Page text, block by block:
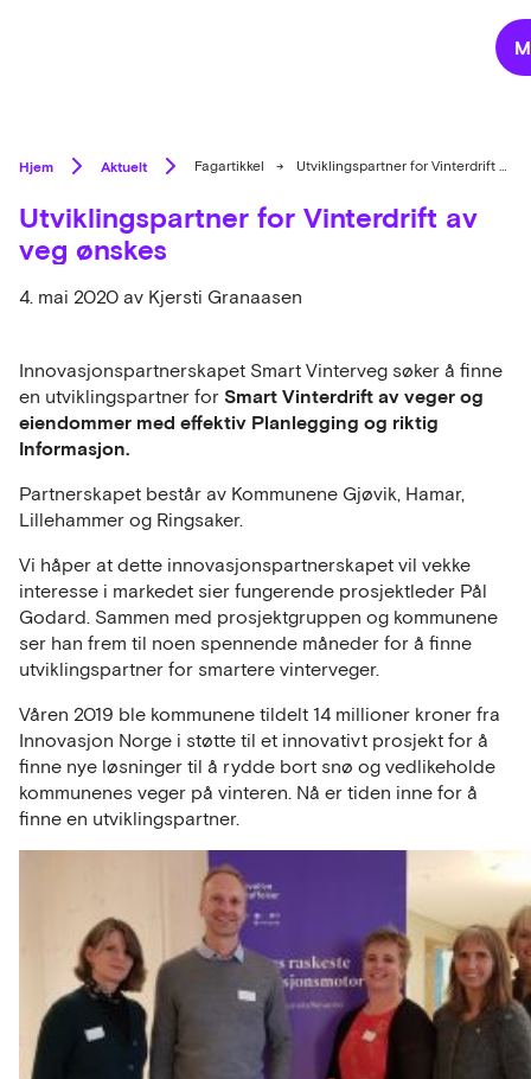
Hjem Aktuelt Fagartikkel → Utviklingspartner for Vinterdrift av veg ønskes
Utviklingspartner for Vinterdrift av
veg ønskes
4. mai 2020 av Kjersti Granaasen
Innovasjonspartnerskapet Smart Vinterveg søker å finne
en utviklingspartner for Smart Vinterdrift av veger og
eiendommer med effektiv Planlegging og riktig
Informasjon.
Partnerskapet består av Kommunene Gjøvik, Hamar,
Lillehammer og Ringsaker.
Vi håper at dette innovasjonspartnerskapet vil vekke
interesse i markedet sier fungerende prosjektleder Pål
Godard. Sammen med prosjektgruppen og kommunene
ser han frem til noen spennende måneder for å finne
utviklingspartner for smartere vinterveger.
Våren 2019 ble kommunene tildelt 14 millioner kroner fra
Innovasjon Norge i støtte til et innovativt prosjekt for å
finne nye løsninger til å rydde bort snø og vedlikeholde
kommunenes veger på vinteren. Nå er tiden inne for å
finne en utviklingspartner.